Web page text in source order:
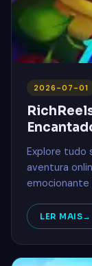
2026-07-01
Explore tudo
aventura
emocionante
LER MAIS